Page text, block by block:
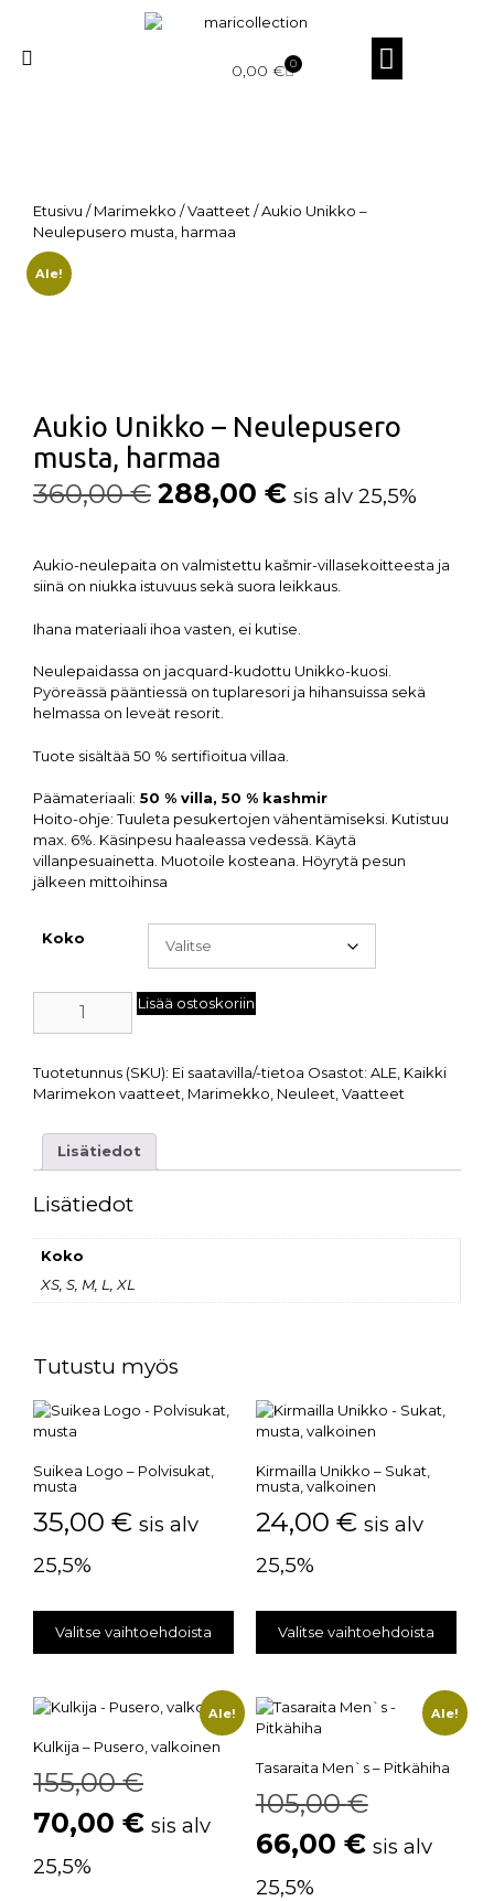
0,00 € 0
Etusivu /Marimekko /Vaatteet / Aukio Unikko –
Neulepusero musta, harmaa
Ale!
Aukio Unikko – Neulepusero
musta, harmaa
360,00€ 288,00 € sis alv 25,5%
Aukio-neulepaita on valmistettu kašmir-villasekoitteesta ja
siinä on niukka istuvuus sekä suora leikkaus.
Ihana materiaali ihoa vasten, ei kutise.
Neulepaidassa on jacquard-kudottu Unikko-kuosi.
Pyöreässä pääntiessä on tuplaresori ja hihansuissa sekä
helmassa on leveät resorit.
Tuote sisältää 50 % sertifioitua villaa.
Päämateriaali: 50 % villa, 50 % kashmir
Hoito-ohje: Tuuleta pesukertojen vähentämiseksi. Kutistuu
max. 6%. Käsinpesu haaleassa vedessä. Käytä
villanpesuainetta. Muotoile kosteana. Höyrytä pesun
jälkeen mittoihinsa
Koko
Lisää ostoskoriin
Tuotetunnus (SKU): Ei saatavilla/-tietoa Osastot: ALE Kaikki
Marimekon vaatteet Marimekko Neuleet Vaatteet
Lisätiedot
Lisätiedot
Koko
XS, S, M, L, XL
Tutustu myös
Suikea Logo – Polvisukat,
musta
35,00 € sis alv
25,5%
Valitse vaihtoehdoista
Kirmailla Unikko – Sukat,
musta, valkoinen
24,00 € sis alv
25,5%
Valitse vaihtoehdoista
Ale!
Kulkija – Pusero, valkoinen
155,00€
70,00 € sis alv
25,5%
Ale!
Tasaraita Men`s – Pitkähiha
105,00€
66,00 € sis alv
25,5%